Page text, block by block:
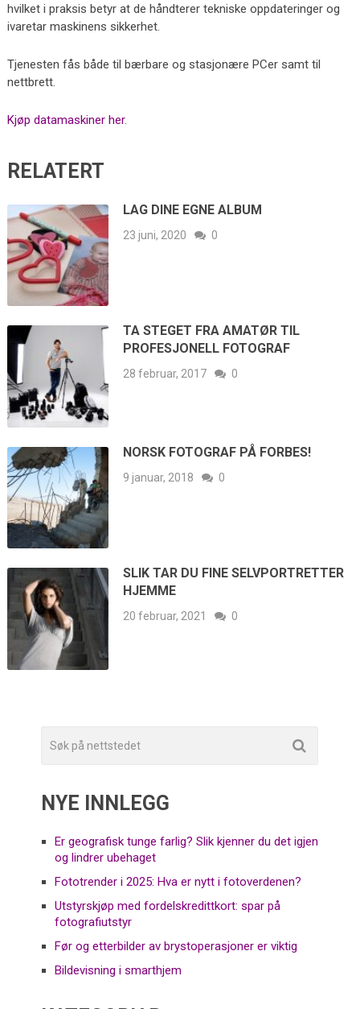
hvilket i praksis betyr at de håndterer tekniske oppdateringer og
ivaretar maskinens sikkerhet.
Tjenesten fås både til bærbare og stasjonære PCer samt til
nettbrett.
Kjøp datamaskiner her.
RELATERT
LAG DINE EGNE ALBUM
23 juni, 2020 0
TA STEGET FRA AMATØR TIL
PROFESJONELL FOTOGRAF
28 februar, 2017 0
NORSK FOTOGRAF PÅ FORBES!
9 januar, 2018 0
SLIK TAR DU FINE SELVPORTRETTER
HJEMME
20 februar, 2021 0
NYE INNLEGG
Er geografisk tunge farlig? Slik kjenner du det igjen
og lindrer ubehaget
Fototrender i 2025: Hva er nytt i fotoverdenen?
Utstyrskjøp med fordelskredittkort: spar på
fotografiutstyr
Før og etterbilder av brystoperasjoner er viktig
Bildevisning i smarthjem